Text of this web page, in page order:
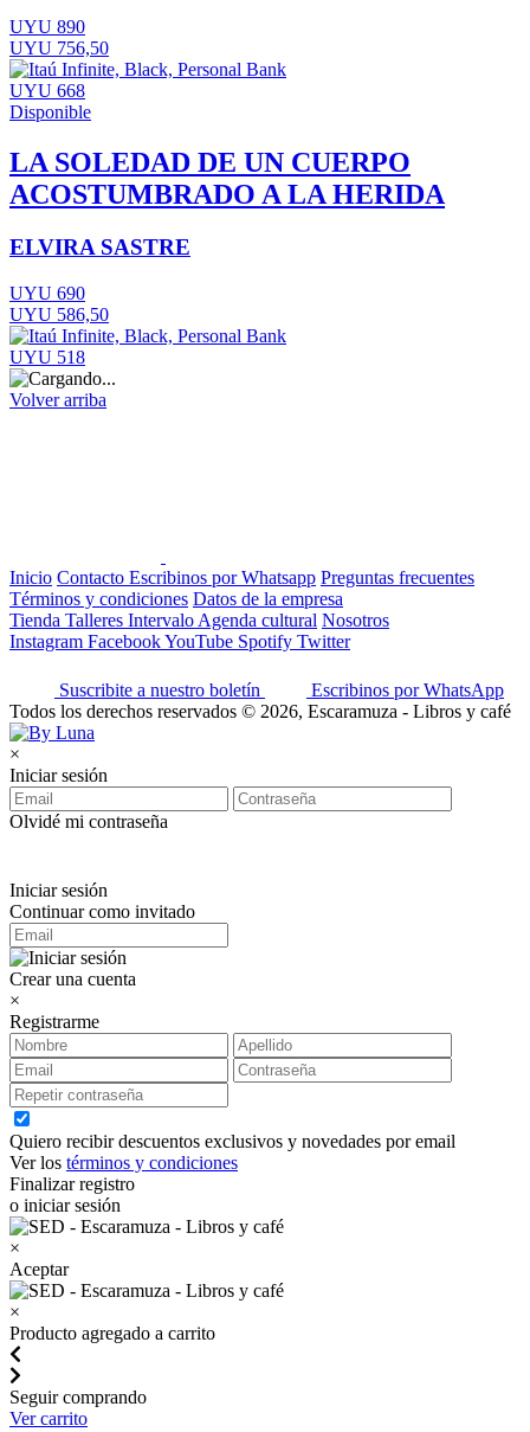
UYU 890
UYU 756,50
UYU 668
Disponible
LA SOLEDAD DE UN CUERPO
ACOSTUMBRADO A LA HERIDA
ELVIRA SASTRE
UYU 690
UYU 586,50
UYU 518
Volver arriba
Inicio Contacto Escribinos por Whatsapp Preguntas frecuentes
Términos y condiciones Datos de la empresa
Tienda Talleres Intervalo Agenda cultural Nosotros
Instagram FacebookYouTube Spotify Twitter
Suscribite a nuestro boletín
Escribinos por WhatsApp
Todos los derechos reservados © 2026, Escaramuza - Libros y café
×
Iniciar sesión
Olvidé mi contraseña
Iniciar sesión
Continuar como invitado
Crear una cuenta
×
Registrarme
Quiero recibir descuentos exclusivos y novedades por email
Ver los términos y condiciones
Finalizar registro
o iniciar sesión
×
Aceptar
×
Producto agregado a carrito
Seguir comprando
Ver carrito